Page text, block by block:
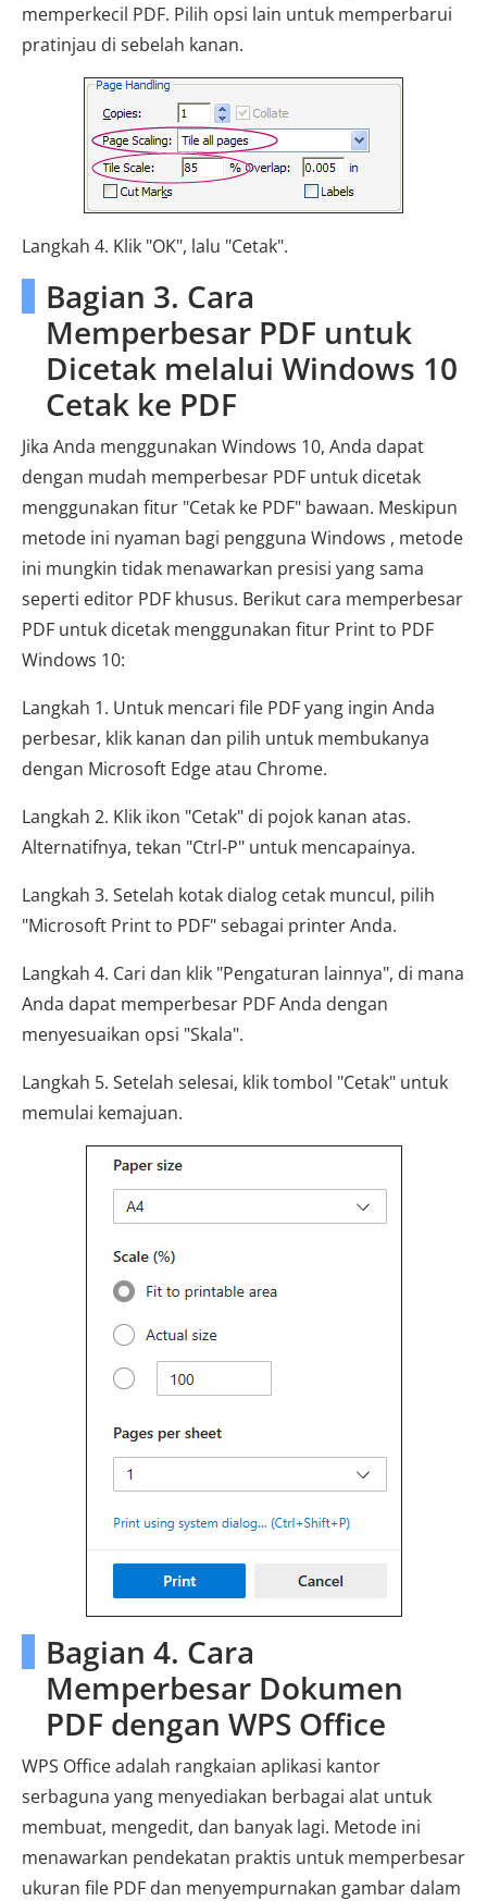
memperkecil PDF. Pilih opsi lain untuk memperbarui
pratinjau di sebelah kanan.
Langkah 4. Klik "OK", lalu "Cetak".
Bagian 3. Cara
Memperbesar PDF untuk
Dicetak melalui Windows 10
Cetak ke PDF
Jika Anda menggunakan Windows 10, Anda dapat
dengan mudah memperbesar PDF untuk dicetak
menggunakan fitur "Cetak ke PDF" bawaan. Meskipun
metode ini nyaman bagi pengguna Windows , metode
ini mungkin tidak menawarkan presisi yang sama
seperti editor PDF khusus. Berikut cara memperbesar
PDF untuk dicetak menggunakan fitur Print to PDF
Windows 10:
Langkah 1. Untuk mencari file PDF yang ingin Anda
perbesar, klik kanan dan pilih untuk membukanya
dengan Microsoft Edge atau Chrome.
Langkah 2. Klik ikon "Cetak" di pojok kanan atas.
Alternatifnya, tekan "Ctrl-P" untuk mencapainya.
Langkah 3. Setelah kotak dialog cetak muncul, pilih
"Microsoft Print to PDF" sebagai printer Anda.
Langkah 4. Cari dan klik "Pengaturan lainnya", di mana
Anda dapat memperbesar PDF Anda dengan
menyesuaikan opsi "Skala".
Langkah 5. Setelah selesai, klik tombol "Cetak" untuk
memulai kemajuan.
Bagian 4. Cara
Memperbesar Dokumen
PDF dengan WPS Office
WPS Office adalah rangkaian aplikasi kantor
serbaguna yang menyediakan berbagai alat untuk
membuat, mengedit, dan banyak lagi. Metode ini
menawarkan pendekatan praktis untuk memperbesar
ukuran file PDF dan menyempurnakan gambar dalam